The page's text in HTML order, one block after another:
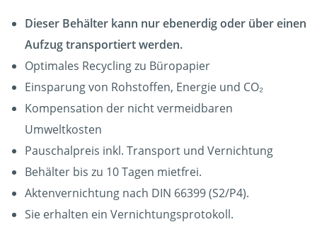
Dieser Behälter kann nur ebenerdig oder über einen
Aufzug transportiert werden.
Optimales Recycling zu Büropapier
Einsparung von Rohstoffen, Energie und CO₂
Kompensation der nicht vermeidbaren
Umweltkosten
Pauschalpreis inkl. Transport und Vernichtung
Behälter bis zu 10 Tagen mietfrei.
Aktenvernichtung nach DIN 66399 (S2/P4).
Sie erhalten ein Vernichtungsprotokoll.